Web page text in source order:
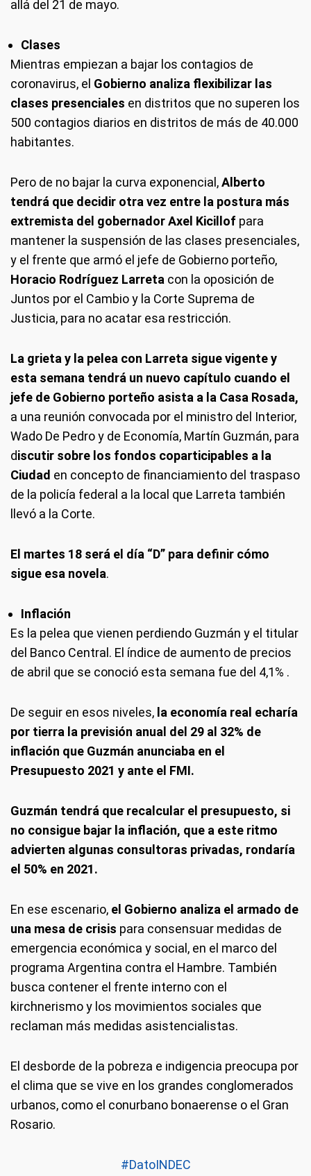
allá del 21 de mayo.
Clases
Mientras empiezan a bajar los contagios de
coronavirus, el Gobierno analiza flexibilizar las
clases presenciales en distritos que no superen los
500 contagios diarios en distritos de más de 40.000
habitantes.
Pero de no bajar la curva exponencial,Alberto
tendrá que decidir otra vez entre la postura más
extremista del gobernador Axel Kicillof para
mantener la suspensión de las clases presenciales,
y el frente que armó el jefe de Gobierno porteño,
Horacio Rodríguez Larreta con la oposición de
Juntos por el Cambio y la Corte Suprema de
Justicia, para no acatar esa restricción.
La grieta y la pelea con Larreta sigue vigente y
esta semana tendrá un nuevo capítulo cuando el
jefe de Gobierno porteño asista a la Casa Rosada,
a una reunión convocada por el ministro del Interior,
Wado De Pedro y de Economía, Martín Guzmán, para
discutir sobre los fondos coparticipables a la
Ciudad en concepto de financiamiento del traspaso
de la policía federal a la local que Larreta también
llevó a la Corte.
El martes 18 será el día “D” para definir cómo
sigue esa novela.
Inflación
Es la pelea que vienen perdiendo Guzmán y el titular
del Banco Central. El índice de aumento de precios
de abril que se conoció esta semana fue del 4,1% .
De seguir en esos niveles, la economía real echaría
por tierra la previsión anual del 29 al 32% de
inflación que Guzmán anunciaba en el
Presupuesto 2021 y ante el FMI.
Guzmán tendrá que recalcular el presupuesto, si
no consigue bajar la inflación, que a este ritmo
advierten algunas consultoras privadas, rondaría
el 50% en 2021.
En ese escenario, el Gobierno analiza el armado de
una mesa de crisis para consensuar medidas de
emergencia económica y social, en el marco del
programa Argentina contra el Hambre. También
busca contener el frente interno con el
kirchnerismo y los movimientos sociales que
reclaman más medidas asistencialistas.
El desborde de la pobreza e indigencia preocupa por
el clima que se vive en los grandes conglomerados
urbanos, como el conurbano bonaerense o el Gran
Rosario.
#DatoINDEC